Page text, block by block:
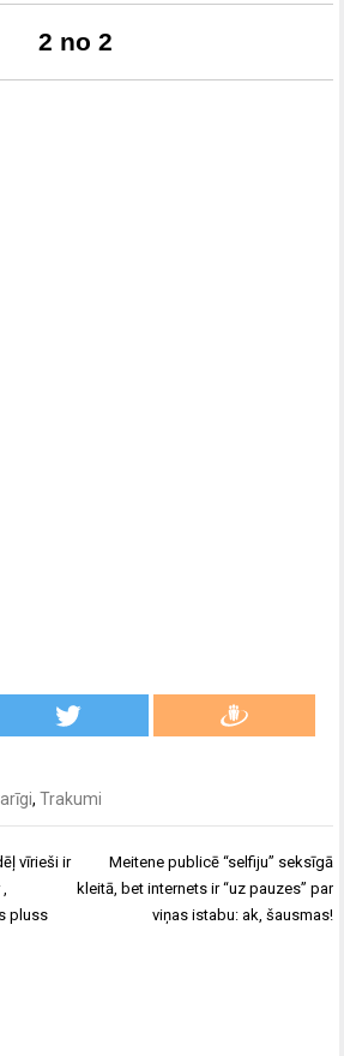
2 no 2
,Trakumi
vīrieši ir
pluss
Meitene publicē “selfiju” seksīgā
kleitā, bet internets ir “uz pauzes” par
viņas istabu: ak, šausmas!